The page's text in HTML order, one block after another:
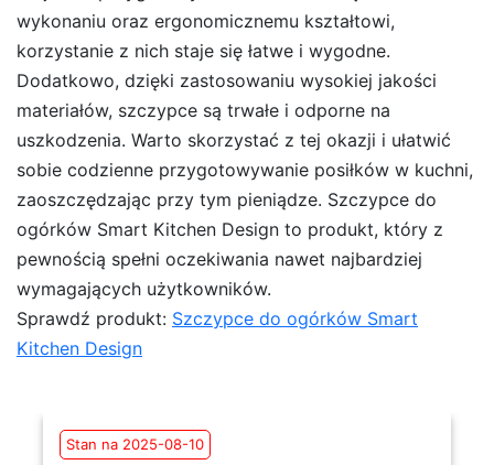
wykonaniu oraz ergonomicznemu kształtowi,
korzystanie z nich staje się łatwe i wygodne.
Dodatkowo, dzięki zastosowaniu wysokiej jakości
materiałów, szczypce są trwałe i odporne na
uszkodzenia. Warto skorzystać z tej okazji i ułatwić
sobie codzienne przygotowywanie posiłków w kuchni,
zaoszczędzając przy tym pieniądze. Szczypce do
ogórków Smart Kitchen Design to produkt, który z
pewnością spełni oczekiwania nawet najbardziej
wymagających użytkowników.
Sprawdź produkt: Szczypce do ogórków Smart
Kitchen Design
Stan na 2025-08-10